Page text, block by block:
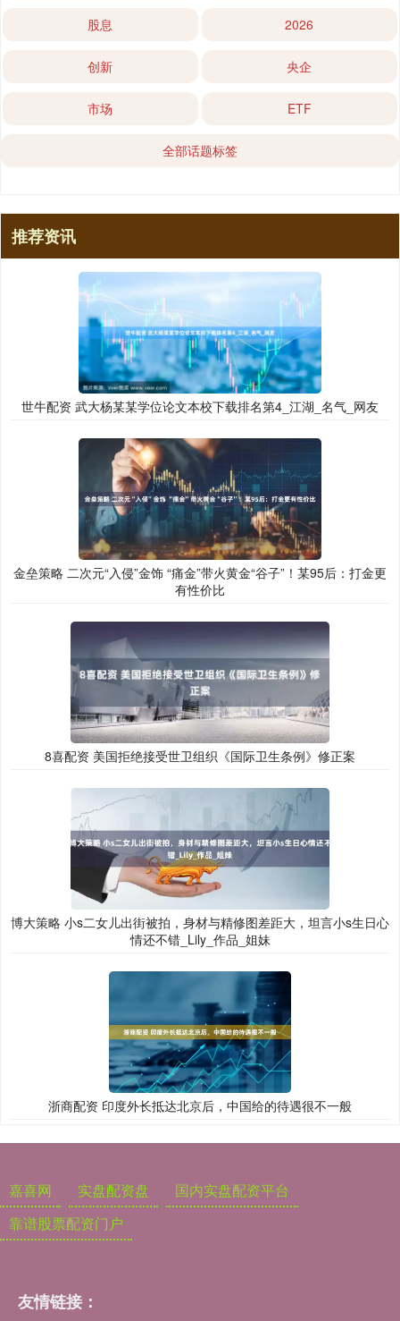
股息 2026
创新 央企
市场 ETF
全部话题标签
推荐资讯
世牛配资 武大杨某某学位论文本校下载排名第4_江湖_名气_网友
金垒策略 二次元“入侵”金饰 “痛金”带火黄金“谷子”！某95后：打金更
有性价比
8喜配资 美国拒绝接受世卫组织《国际卫生条例》修正案
博大策略 小s二女儿出街被拍，身材与精修图差距大，坦言小s生日心
情还不错_Lily_作品_姐妹
浙商配资 印度外长抵达北京后，中国给的待遇很不一般
嘉喜网 实盘配资盘
国内实盘配资平台
靠谱股票配资门户
友情链接：